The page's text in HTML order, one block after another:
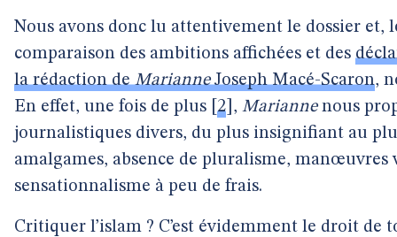
Nous avons donc lu attentivement le dossier et,
comparaison des ambitions affichées et des
la rédaction deMarianneJoseph Macé-Scaron,
En effet, une fois de plus 2 , Mariannenous
journalistiques divers, du plus insignifiant au
amalgames, absence de pluralisme,
sensationnalisme à peu de frais.
Critiquer l’islam ? C’est évidemment le droit de